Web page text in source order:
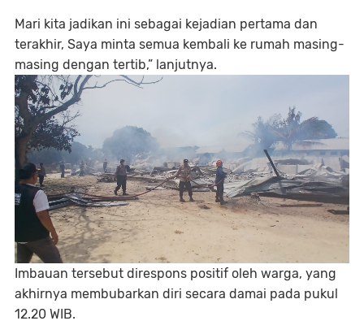
Mari kita jadikan ini sebagai kejadian pertama dan
terakhir, Saya minta semua kembali ke rumah masing-
masing dengan tertib,” lanjutnya.
Imbauan tersebut direspons positif oleh warga, yang
akhirnya membubarkan diri secara damai pada pukul
12.20 WIB.